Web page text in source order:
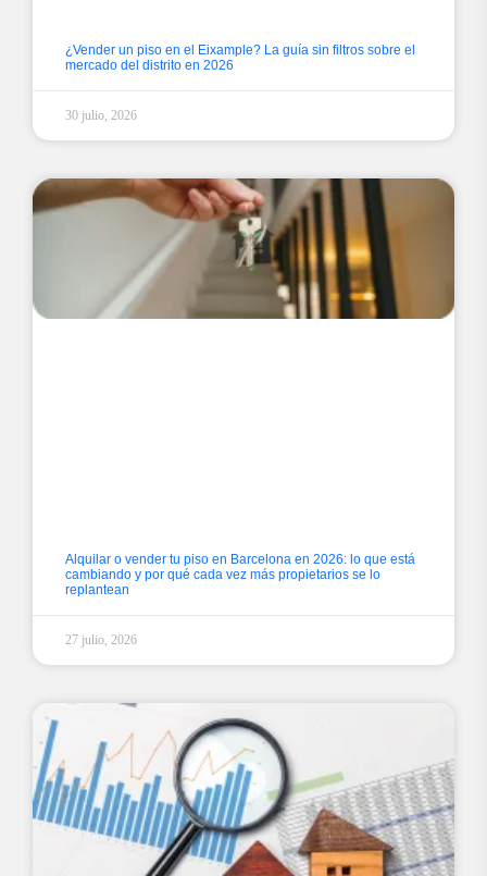
¿Vender un piso en el Eixample? La guía sin filtros sobre el
mercado del distrito en 2026
30 julio, 2026
Alquilar o vender tu piso en Barcelona en 2026: lo que está
cambiando y por qué cada vez más propietarios se lo
replantean
27 julio, 2026